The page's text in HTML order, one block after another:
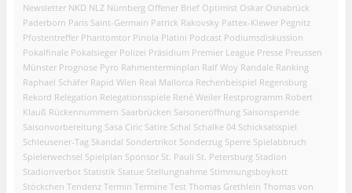
Newsletter NKD NLZ Nürnberg Offener Brief Optimist Oskar Osnabrück
Paderborn Paris Saint-Germain Patrick Rakovsky Pattex-Klewer Pegnitz
Pfostentreffer Phantomtor Pinola Platini Podcast Podiumsdiskussion
Pokalfinale Pokalsieger Polizei Präsidium Premier League Presse Preussen
Münster Prognose Pyro Rahmenterminplan Ralf Woy Randale Ranking
Raphael Schäfer Rapid Wien Real Mallorca Rechenbeispiel Regensburg
Rekord Relegation Relegationsspiele René Weiler Restprogramm Robert
Klauß Rückennummern Saarbrücken Saisoneröffnung Saisonspende
Saisonvorbereitung Sasa Ciric Satire Schal Schalke 04 Schicksalsspiel
Schleusener-Tag Skandal Sondertrikot Sonderzug Sperre Spielabbruch
Spielerwechsel Spielplan Sponsor St. Pauli St. Petersburg Stadion
Stadionverbot Statistik Statue Stellungnahme Stimmungsboykott
Stöckchen Tendenz Termin Termine Test Thomas Grethlein Thomas von